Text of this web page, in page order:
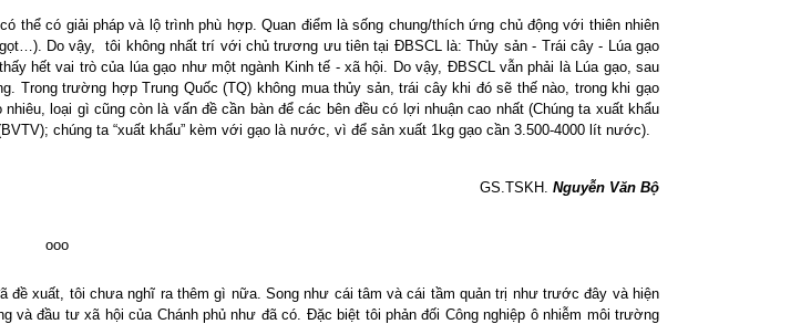
thể có giải pháp và lộ trình phù hợp. Quan điểm là sống chung/thích ứng chủ động với thiên nhiên
Do vậy, tôi không nhất trí với chủ trương ưu tiên tại ĐBSCL là: Thủy sản - Trái cây - Lúa gạo
hết vai trò của lúa gạo như một ngành Kinh tế - xã hội. Do vậy, ĐBSCL vẫn phải là Lúa gạo, sau
trường hợp Trung Quốc (TQ) không mua thủy sản, trái cây khi đó sẽ thế nào, trong khi gạo
loại gì cũng còn là vấn đề cần bàn để các bên đều có lợi nhuận cao nhất (Chúng ta xuất khẩu
chúng ta “xuất khẩu” kèm với gạo là nước, vì để sản xuất 1kg gạo cần 3.500-4000 lít nước).
GS.TSKH. Nguyễn Văn Bộ
ooo
đề xuất, tôi chưa nghĩ ra thêm gì nữa. Song như cái tâm và cái tầm quản trị như trước đây và hiện
và đầu tư xã hội của Chánh phủ như đã có. Đặc biệt tôi phản đối Công nghiệp ô nhiễm môi trường